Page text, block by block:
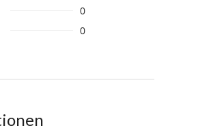
0
0